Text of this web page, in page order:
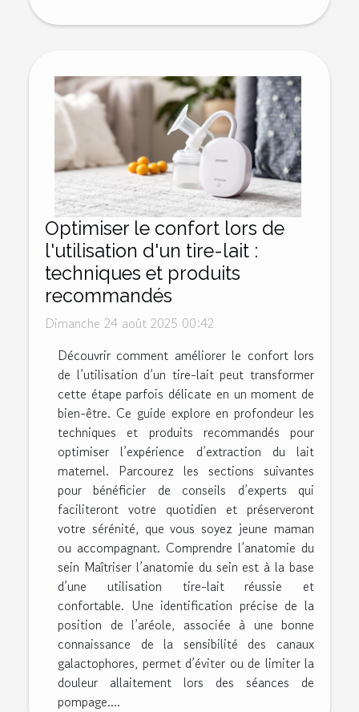
Optimiser le confort lors de
l'utilisation d'un tire-lait :
techniques et produits
recommandés
Dimanche 24 août 2025 00:42
Découvrir comment améliorer le confort lors
de l’utilisation d’un tire-lait peut transformer
cette étape parfois délicate en un moment de
bien-être. Ce guide explore en profondeur les
techniques et produits recommandés pour
optimiser l’expérience d’extraction du lait
maternel. Parcourez les sections suivantes
pour bénéficier de conseils d’experts qui
faciliteront votre quotidien et préserveront
votre sérénité, que vous soyez jeune maman
ou accompagnant. Comprendre l’anatomie du
sein Maîtriser l’anatomie du sein est à la base
d’une utilisation tire-lait réussie et
confortable. Une identification précise de la
position de l’aréole, associée à une bonne
connaissance de la sensibilité des canaux
galactophores, permet d’éviter ou de limiter la
douleur allaitement lors des séances de
pompage....